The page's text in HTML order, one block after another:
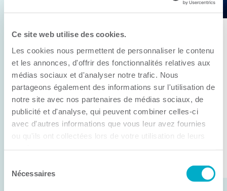
Ce site web utilise des cookies.
Les cookies nous permettent de personnaliser le contenu
et les annonces, d'offrir des fonctionnalités relatives aux
médias sociaux et d'analyser notre trafic. Nous
partageons également des informations sur l'utilisation de
notre site avec nos partenaires de médias sociaux, de
publicité et d'analyse, qui peuvent combiner celles-ci
avec d'autres informations que vous leur avez fournies
ou qu'ils ont collectées lors de votre utilisation de leurs
Nécessaires
11 juin 2026
Anick Métivier devient le nouveau
président de la CCI3R
C’est lors de son assemblée générale annuelle
tenue hier que la Chambre de commerce et
d’industries de ...
Lire la suite